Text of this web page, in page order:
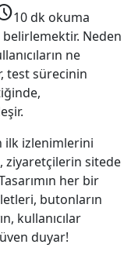
10 dk okuma
belirlemektir. Neden
ne
test sürecinin
ilk izlenimlerini
ziyaretçilerin sitede
her bir
butonların
kullanıcılar
duyar!